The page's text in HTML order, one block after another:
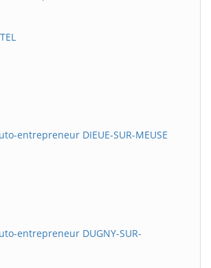
entrepreneur DIEUE-SUR-MEUSE
entrepreneur DUGNY-SUR-